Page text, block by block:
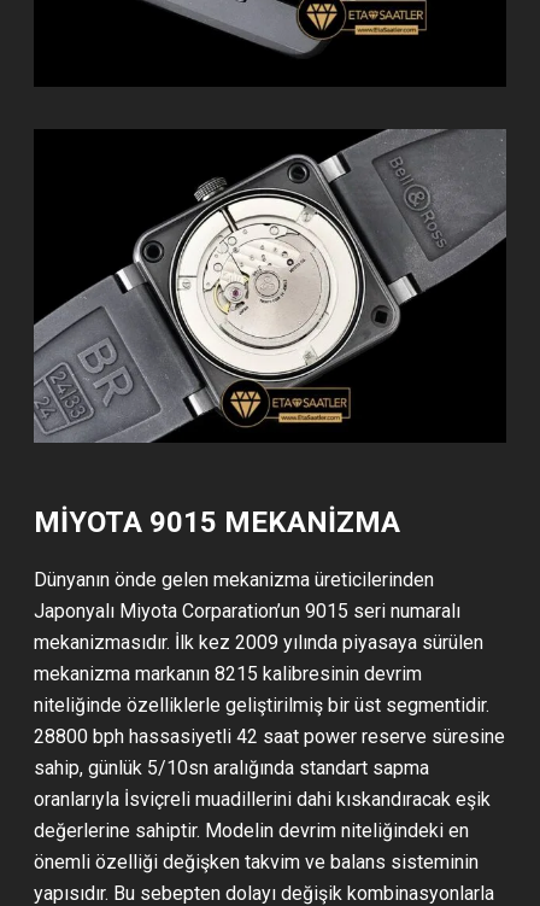
MIYOTA 9015 MEKANIZMA
Dünyanın önde gelen mekanizma üreticilerinden
Japonyalı Miyota Corparation’un 9015 seri numaralı
mekanizmasıdır. İlk kez 2009 yılında piyasaya sürülen
mekanizma markanın 8215 kalibresinin devrim
niteliğinde özelliklerle geliştirilmiş bir üst segmentidir.
28800 bph hassasiyetli 42 saat power reserve süresine
sahip, günlük 5/10sn aralığında standart sapma
oranlarıyla İsviçreli muadillerini dahi kıskandıracak eşik
değerlerine sahiptir. Modelin devrim niteliğindeki en
önemli özelliği değişken takvim ve balans sisteminin
yapısıdır. Bu sebepten dolayı değişik kombinasyonlarla